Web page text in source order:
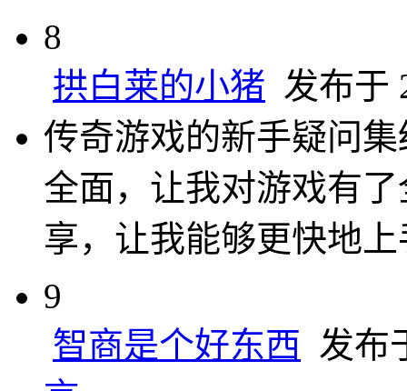
8
拱白莱的小猪 发布于
传奇游戏的新手疑问
全面，让我对游戏有
享，让我能够更快地
9
智商是个好东西 发布